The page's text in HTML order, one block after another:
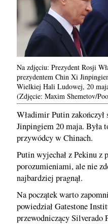
Na zdjęciu: Prezydent Rosji
prezydentem Chin Xi
Wielkiej Hali Ludowej, 20
(Zdjęcie: Maxim Shemetov/
Władimir Putin
Jinpingiem 20 maja. Była
przywódcy w Chinach.
Putin wyjechał z Pekinu z
porozumieniami, ale nie
najbardziej pragnął.
Na początek warto
powiedział Gatestone
przewodniczący Silverado